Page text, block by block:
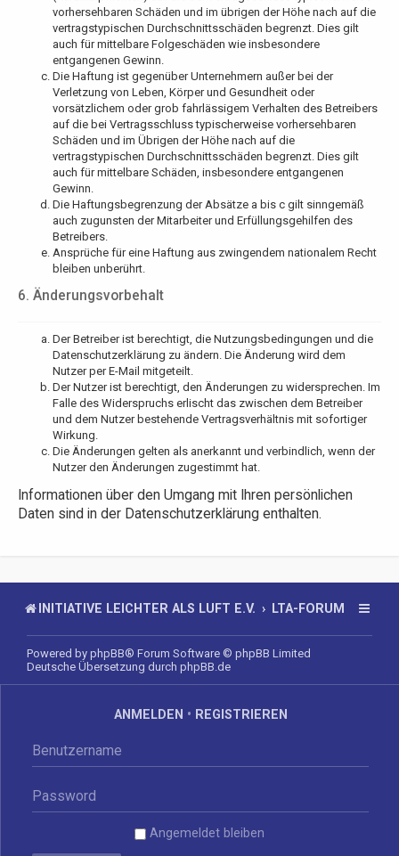
vorhersehbaren Schäden und im übrigen der Höhe nach auf die
vertragstypischen Durchschnittsschäden begrenzt. Dies gilt
auch für mittelbare Folgeschäden wie insbesondere
entgangenen Gewinn.
Die Haftung ist gegenüber Unternehmern außer bei der
Verletzung von Leben, Körper und Gesundheit oder
vorsätzlichem oder grob fahrlässigem Verhalten des Betreibers
auf die bei Vertragsschluss typischerweise vorhersehbaren
Schäden und im Übrigen der Höhe nach auf die
vertragstypischen Durchschnittsschäden begrenzt. Dies gilt
auch für mittelbare Schäden, insbesondere entgangenen
Gewinn.
Die Haftungsbegrenzung der Absätze a bis c gilt sinngemäß
auch zugunsten der Mitarbeiter und Erfüllungsgehilfen des
Betreibers.
Ansprüche für eine Haftung aus zwingendem nationalem Recht
bleiben unberührt.
6. Änderungsvorbehalt
Der Betreiber ist berechtigt, die Nutzungsbedingungen und die
Datenschutzerklärung zu ändern. Die Änderung wird dem
Nutzer per E-Mail mitgeteilt.
Der Nutzer ist berechtigt, den Änderungen zu widersprechen. Im
Falle des Widerspruchs erlischt das zwischen dem Betreiber
und dem Nutzer bestehende Vertragsverhältnis mit sofortiger
Wirkung.
Die Änderungen gelten als anerkannt und verbindlich, wenn der
Nutzer den Änderungen zugestimmt hat.
Informationen über den Umgang mit Ihren persönlichen
Daten sind in der Datenschutzerklärung enthalten.
INITIATIVE LEICHTER ALS LUFT E.V. LTA-FORUM
Powered by phpBB® Forum Software © phpBB Limited
Deutsche Übersetzung durch phpBB.de
ANMELDEN • REGISTRIEREN
Angemeldet bleiben